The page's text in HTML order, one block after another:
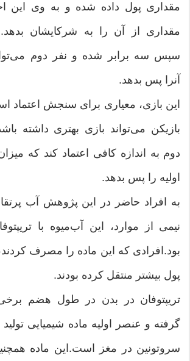
مقداری پول داده شده و به وی این
مقداری از آن را به شرکایشان
سپس سه برابر شده و نفر دوم
آنرا پس بدهد.
این بازی، معیاری برای سنجش اعتماد
بازیکن می‌تواند بازی بهتری داشته
دوم به اندازه کافی اعتماد کند که
اولیه را پس بدهد.
به افراد حاضر در این پژوهش آب
نیمی از موارد، این آب‌میوه با
پول بیشتر منتقل کرده بودند.
تریپتوفان در بدن در طول هضم برخی
گرفته و عنصر اولیه ماده شیمیایی
سروتونین در مغز است.این ماده